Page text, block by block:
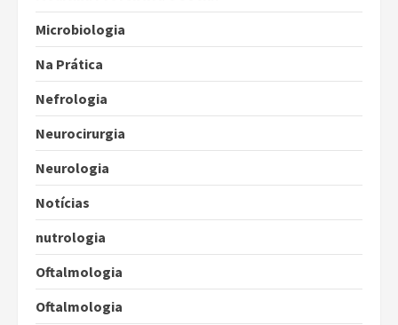
Microbiologia
Na Prática
Nefrologia
Neurocirurgia
Neurologia
Notícias
nutrologia
Oftalmologia
Oftalmologia